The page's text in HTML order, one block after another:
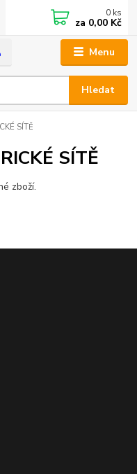
Menu
Hledat
0 ks
za 0,00 Kč
SÍTĚ
SÍTĚ
zboží.